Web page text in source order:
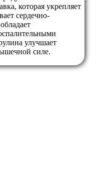
которая укрепляет
сердечно-
улучшает
силе.